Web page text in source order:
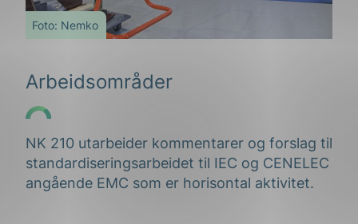
Foto: Nemko
Arbeidsområder
NK 210 utarbeider kommentarer og forslag til
standardiseringsarbeidet til IEC og CENELEC
angående EMC som er horisontal aktivitet.